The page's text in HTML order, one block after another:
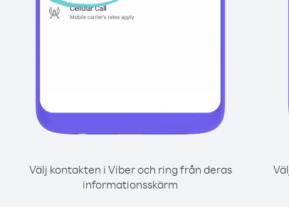
Välj kontakten i Viber och ring från deras
informationsskärm